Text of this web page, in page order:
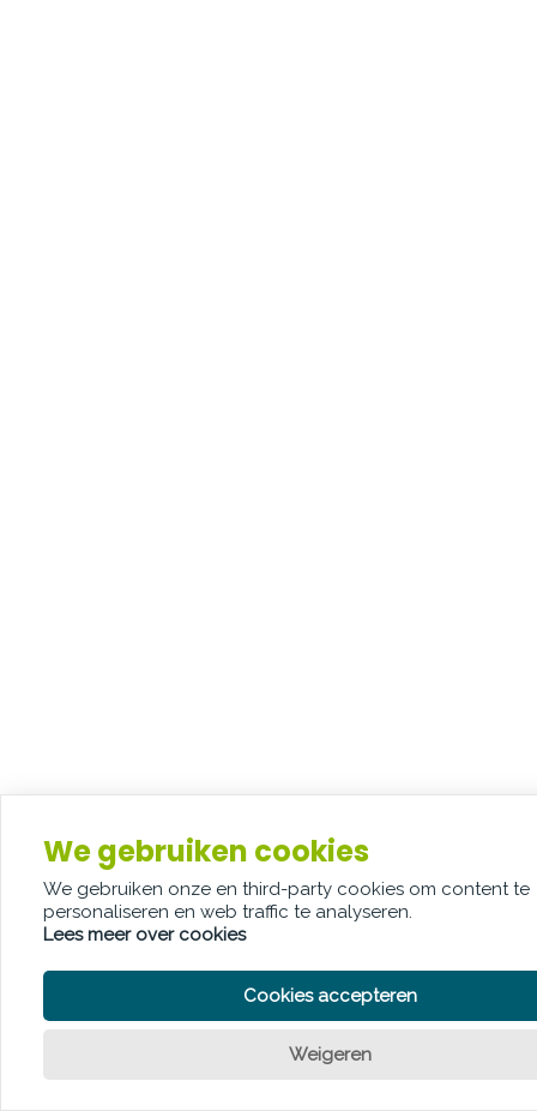
We gebruiken cookies
We gebruiken onze en third-party cookies om content te
personaliseren en web traffic te analyseren.
Lees meer over cookies
Cookies accepteren
Weigeren